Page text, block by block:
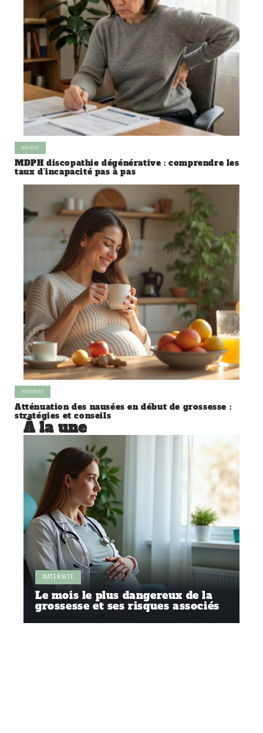
MALADIE
MDPH discopathie dégénérative : comprendre les
taux d’incapacité pas à pas
MATERNITÉ
Atténuation des nausées en début de grossesse :
stratégies et conseils
À la une
MATERNITÉ
Le mois le plus dangereux de la
grossesse et ses risques associés